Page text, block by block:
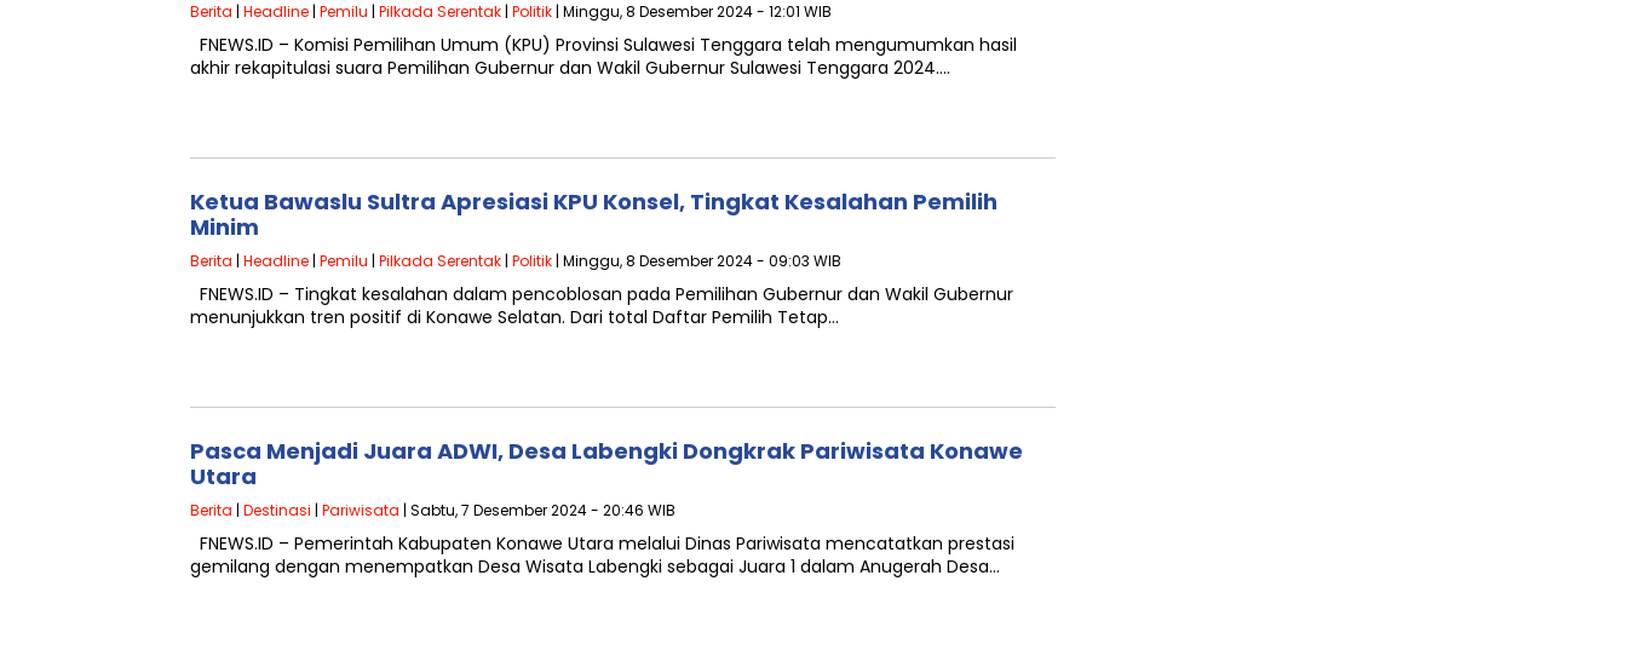
Berita | Headline | Pemilu | Pilkada Serentak | Politik | Minggu, 8 Desember 2024 - 12:01 WIB
FNEWS.ID – Komisi Pemilihan Umum (KPU) Provinsi Sulawesi Tenggara telah mengumumkan hasil
akhir rekapitulasi suara Pemilihan Gubernur dan Wakil Gubernur Sulawesi Tenggara 2024….
Ketua Bawaslu Sultra Apresiasi KPU Konsel, Tingkat Kesalahan Pemilih
Minim
Berita | Headline | Pemilu | Pilkada Serentak | Politik | Minggu, 8 Desember 2024 - 09:03 WIB
FNEWS.ID – Tingkat kesalahan dalam pencoblosan pada Pemilihan Gubernur dan Wakil Gubernur
menunjukkan tren positif di Konawe Selatan. Dari total Daftar Pemilih Tetap…
Pasca Menjadi Juara ADWI, Desa Labengki Dongkrak Pariwisata Konawe
Utara
Berita | Destinasi | Pariwisata | Sabtu, 7 Desember 2024 - 20:46 WIB
FNEWS.ID – Pemerintah Kabupaten Konawe Utara melalui Dinas Pariwisata mencatatkan prestasi
gemilang dengan menempatkan Desa Wisata Labengki sebagai Juara 1 dalam Anugerah Desa…